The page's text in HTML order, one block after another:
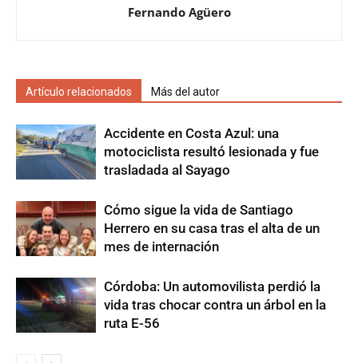
Fernando Agüero
Artículo relacionados Más del autor
Accidente en Costa Azul: una
motociclista resultó lesionada y fue
trasladada al Sayago
Cómo sigue la vida de Santiago
Herrero en su casa tras el alta de un
mes de internación
Córdoba: Un automovilista perdió la
vida tras chocar contra un árbol en la
ruta E-56